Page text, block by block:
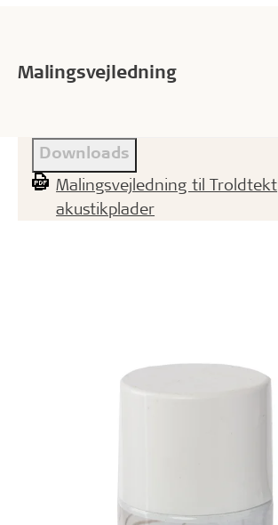
Downloads
Malingsvejledning til Troldtekt
akustikplader
Malingsvejledning